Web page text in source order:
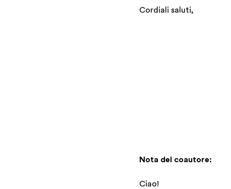
Cordiali saluti,
Nota del coautore:
Ciao!